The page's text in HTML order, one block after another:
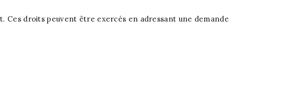
Ces droits peuvent être exercés en adressant une demande